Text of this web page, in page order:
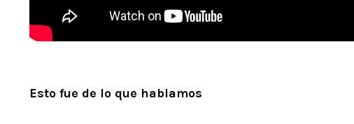
Esto fue de lo que hablamos